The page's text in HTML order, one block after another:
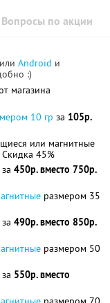
Вопросы по акции
или Android и
:)
магазина
10 гр за 105р.
или магнитные
Скидка 45%
450р. вместо 750р.
размером 35
490р. вместо 850р.
размером 50
550р. вместо